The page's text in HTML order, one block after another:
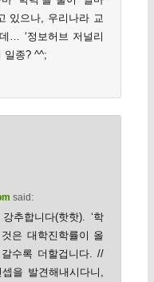
있으나, 우리나라 교
… ‘정보허브 저널리
일종? ^^;
said:
추합니다(핫핫). ‘학
은 대학진학률이 올
수록 더할겁니다. //
을 발견해내시다니,